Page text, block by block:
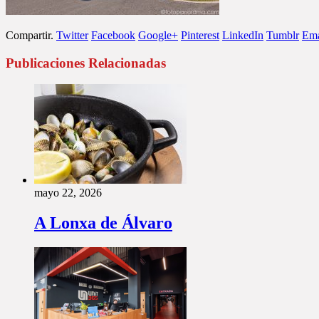
Compartir. Twitter Facebook Google+ Pinterest LinkedIn Tumblr
Publicaciones Relacionadas
mayo 22, 2026
A Lonxa de Álvaro